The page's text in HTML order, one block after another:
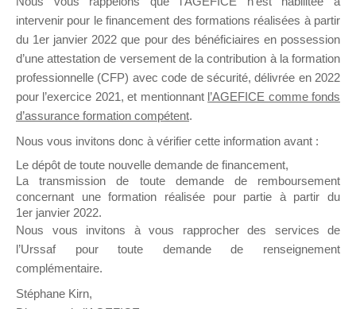
Ce groupe est destiné aux Organismes de
Formation qui souhaitent répondre à l’Appel à
Propositions Mallette du Dirigeant.
sur lequel il est possible de laisser un message
ou poser une question.
NB : Il est nécessaire d’être
pouvoir rejoindre ce groupe
intervenir pour le financement des formations réalisées à partir
du 1er janvier 2022 que pour des bénéficiaires en possession
d’une attestation de versement de la contribution à la formation
professionnelle (CFP) avec code de sécurité, délivrée en 2022
pour l’exercice 2021, et mentionnant l’AGEFICE comme fonds
d’assurance formation compétent.
Nous vous invitons donc à vérifier cette information avant :
Le dépôt de toute nouvelle demande de financement,
La transmission de toute demande de remboursement
concernant une formation réalisée pour partie à partir du
1er janvier 2022.
Nous vous invitons à vous rapprocher des services de
l’Urssaf pour toute demande de renseignement
complémentaire.
Stéphane Kirn,